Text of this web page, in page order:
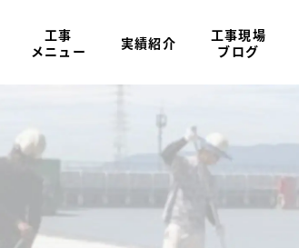
工事
メニュー
実績紹介
工事現場
ブログ